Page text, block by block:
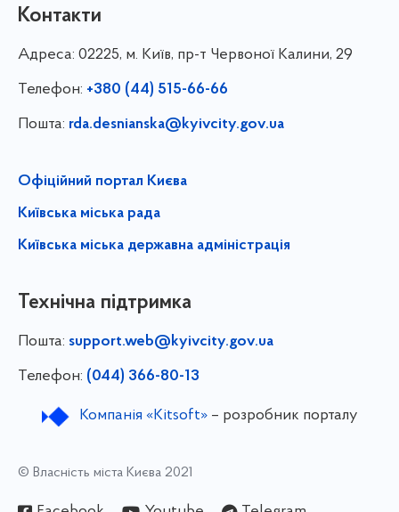
Контакти
Адреса: 02225, м. Київ, пр-т Червоної Калини, 29
Телефон: +380 (44) 515-66-66
Пошта: rda.desnianska@kyivcity.gov.ua
Офіційний портал Києва
Київська міська рада
Київська міська державна адміністрація
Технічна підтримка
Пошта: support.web@kyivcity.gov.ua
Телефон: (044) 366-80-13
Компанія «Kitsoft»– розробник порталу
© Власність міста Києва 2021